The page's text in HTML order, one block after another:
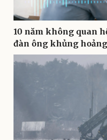
Pháp luật
Tin nóng
10 năm không quan
đàn ông khủng